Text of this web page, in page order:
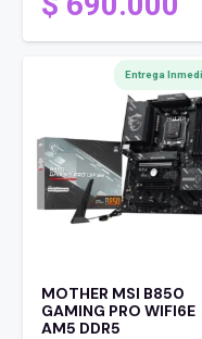
Entrega
MOTHER MSI B850
GAMING PRO WIFI6E
AM5 DDR5